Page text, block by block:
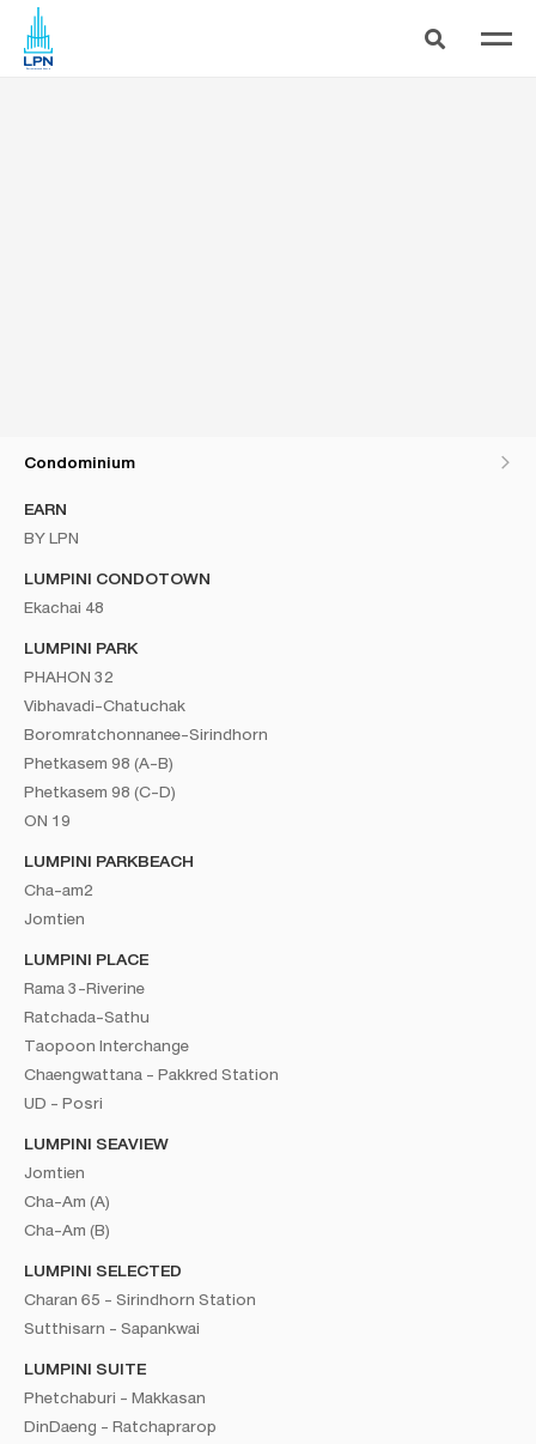
คอนโดพร้อมอยู่ ใกล้เซ็นทรัลปิ่นเกล้า ลุมพินี พาร์ค บรมราชชนนี – สิรินธร
Condominium
EARN
BY LPN
LUMPINI CONDOTOWN
Ekachai 48
LUMPINI PARK
PHAHON 32
Vibhavadi-Chatuchak
Boromratchonnanee-Sirindhorn
Phetkasem 98 (A-B)
Phetkasem 98 (C-D)
ON 19
LUMPINI PARKBEACH
Cha-am2
Jomtien
LUMPINI PLACE
Rama 3-Riverine
Ratchada-Sathu
Taopoon Interchange
Chaengwattana - Pakkred Station
UD - Posri
LUMPINI SEAVIEW
Jomtien
Cha-Am (A)
Cha-Am (B)
LUMPINI SELECTED
Charan 65 - Sirindhorn Station
Sutthisarn - Sapankwai
LUMPINI SUITE
Phetchaburi - Makkasan
DinDaeng - Ratchaprarop